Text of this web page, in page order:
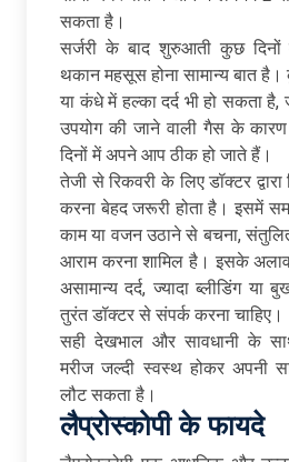
सकता है।
सर्जरी के बाद शुरुआती कुछ दिनों
थकान महसूस होना सामान्य बात
या कंधे में हल्का दर्द भी हो सकता है,
उपयोग की जाने वाली गैस के
दिनों में अपने आप ठीक हो जाते हैं।
तेजी से रिकवरी के लिए डॉक्टर द्वारा
करना बेहद जरूरी होता है। इसमें
काम या वजन उठाने से बचना,
आराम करना शामिल है। इसके
असामान्य दर्द, ज्यादा ब्लीडिंग या
तुरंत डॉक्टर से संपर्क करना चाहिए।
सही देखभाल और सावधानी के
मरीज जल्दी स्वस्थ होकर अपनी
लौट सकता है।
लैप्रोस्कोपी के फायदे